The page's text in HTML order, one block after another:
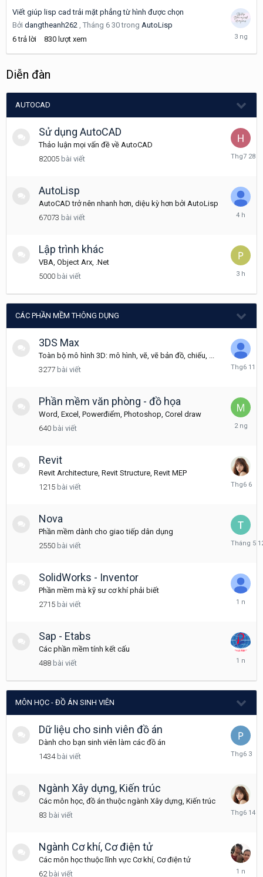
Viết giúp lisp cad trải mặt phẳng từ hình được chọn
Bởi dangtheanh262 , Tháng 6 30trong AutoLisp
6 trả lời 830 lượt xem
Monday
09:52
Diễn đàn
AUTOCAD
Sử dụng AutoCAD
Thảo luận mọi vấn đề về AutoCAD
82005 bài viết
Tháng
AutoLisp
AutoCAD trở nên nhanh hơn, diệu kỳ hơn bởi AutoLisp
67073 bài viết
Lập trình khác
VBA, Object Arx, .Net
5000 bài viết
trước
CÁC PHẦN MỀM THÔNG DỤNG
3DS Max
Toàn bộ mô hình 3D: mô hình, vẽ, vẽ bản đồ, chiếu, ...
3277 bài viết
Tháng
Phần mềm văn phòng - đồ họa
Word, Excel, Powerđiểm, Photoshop, Corel draw
640 bài viết
Revit
Revit Architecture, Revit Structure, Revit MEP
1215 bài viết
Tháng
Nova
Phần mềm dành cho giao tiếp dân dụng
2550 bài viết
Tháng
SolidWorks - Inventor
Phần mềm mà kỹ sư cơ khí phải biết
2715 bài viết
Tháng
2025
Sap - Etabs
Các phần mềm tính kết cấu
488 bài viết
Tháng
8,
2025
MÔN HỌC - ĐỒ ÁN SINH VIÊN
Dữ liệu cho sinh viên đồ án
Dành cho bạn sinh viên làm các đồ án
1434 bài viết
Tháng
Ngành Xây dựng, Kiến trúc
Các môn học, đồ án thuộc ngành Xây dựng, Kiến trúc
83 bài viết
Tháng
Ngành Cơ khí, Cơ điện tử
Các môn học thuộc lĩnh vực Cơ khí, Cơ điện tử
62 bài viết
Tháng